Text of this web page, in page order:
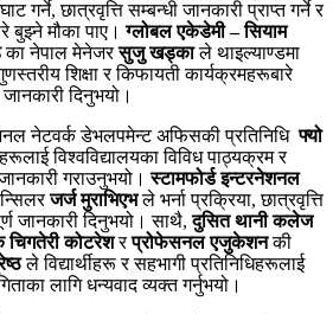
गर्ने, छात्रवृत्ति सम्बन्धी जानकारी प्राप्त गर्ने र
बुझ्ने मौका पाए।ग्लोबल एकेडेमी – सियाम
का नेपाल मेनेजरसुजु खड्काले थाइल्याण्डमा
शिक्षा र किफायती कार्यक्रमहरूबारे
जानकारी दिनुभयो।
नेटवर्क डेभलपमेन्ट अफिसकी प्रतिनिधिफ्यो
विश्वविद्यालयका विविध पाठ्यक्रम र
जानकारी गराउनुभयो।स्टामफोर्ड इन्टरनेशनल
जर्ज मुराभिएभले भर्ना प्रक्रिया, छात्रवृत्ति
जानकारी दिनुभयो। साथै,दुसित थानी कलेज
चिगतेरी कोटरेशरप्रोफेसनल एजुकेशनकी
ले विद्यार्थीहरू र सहभागी प्रतिनिधिहरूलाई
लागि धन्यवाद व्यक्त गर्नुभयो।